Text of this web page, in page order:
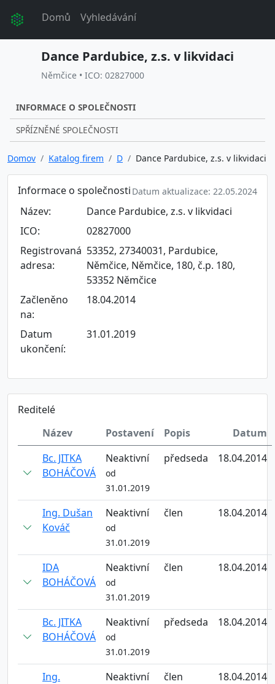
Domů Vyhledávání
Dance Pardubice, z.s. v likvidaci
Němčice • ICO: 02827000
INFORMACE O SPOLEČNOSTI
SPŘÍZNĚNÉ SPOLEČNOSTI
Domov Katalog firem D Dance Pardubice, z.s. v likvidaci
Informace o společnosti Datum aktualizace: 22.05.2024
Název:
Dance Pardubice, z.s. v likvidaci
ICO:
02827000
Registrovaná
adresa:
53352, 27340031, Pardubice,
Němčice, Němčice, 180, č.p. 180,
53352 Němčice
Začleněno
na:
18.04.2014
Datum
ukončení:
31.01.2019
Reditelé
Název
Postavení Popis
Datum
Bc. JITKA
BOHÁČOVÁ
Neaktivní
od
31.01.2019
předseda 18.04.2014
Ing. Dušan
Kováč
Neaktivní
od
31.01.2019
člen 18.04.2014
IDA
BOHÁČOVÁ
Neaktivní
od
31.01.2019
člen 18.04.2014
Bc. JITKA
BOHÁČOVÁ
Neaktivní
od
31.01.2019
předseda 18.04.2014
Ing.
Neaktivní člen 18.04.2014